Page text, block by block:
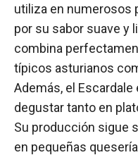
utiliza en numerosos
por su sabor suave y
combina
típicos asturianos
Además, el
degustar tanto en
Su producción sigue
en pequeñas